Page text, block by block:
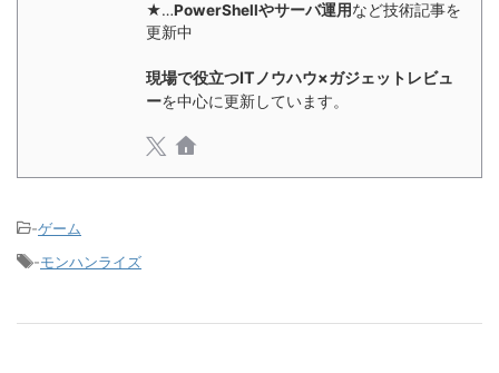
★…PowerShellやサーバ運用など技術記事を
更新中
現場で役立つITノウハウ×ガジェットレビュ
ーを中心に更新しています。
-ゲーム
-モンハンライズ